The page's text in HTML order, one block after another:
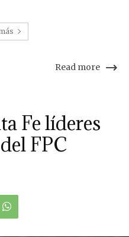
Read more
Fe líderes
FPC